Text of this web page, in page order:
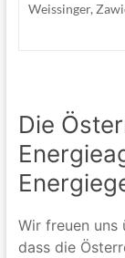
Weissinger,
Die
Wir freuen uns
dass die